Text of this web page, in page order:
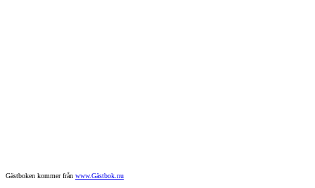
Gästboken kommer från www.Gästbok.nu